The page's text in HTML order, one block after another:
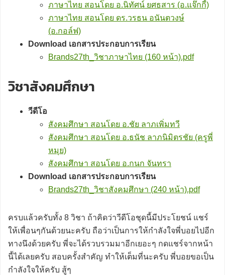
ภาษาไทย สอนโดย อ.นิทัศน์ ยศธสาร (อ.แจ๊กกี้)
ภาษาไทย สอนโดย ดร.วรธน อนันตวงษ์
(อ.กอล์ฟ)
Download เอกสารประกอบการเรียน
Brands27th_วิชาภาษาไทย (160 หน้า).pdf
วิชาสังคมศึกษา
วีดีโอ
สังคมศึกษา สอนโดย อ.ชัย ลาภเพิ่มทวี
สังคมศึกษา สอนโดย อ.ธนัช ลาภนิมิตรชัย (ครูพี่
หมุย)
สังคมศึกษา สอนโดย อ.กนก จันทรา
Download เอกสารประกอบการเรียน
Brands27th_วิชาสังคมศึกษา (240 หน้า).pdf
ครบแล้วครับทั้ง 8 วิชา ถ้าคิดว่าวีดีโอชุดนี้มีประโยชน์ แชร์
ให้เพื่อนๆกันด้วยนะครับ ถือว่าเป็นการให้กำลังใจพี่บอยไปอีก
ทางนึงด้วยครับ พี่จะได้รวบรวมมาอีกเยอะๆ กดแชร์จากหน้า
นี้ได้เลยครับ สอบครั้งสำคัญ ทำให้เต็มที่นะครับ พี่บอยขอเป็น
กำลังใจให้ครับ สู้ๆ